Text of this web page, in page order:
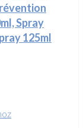
Spray
125ml